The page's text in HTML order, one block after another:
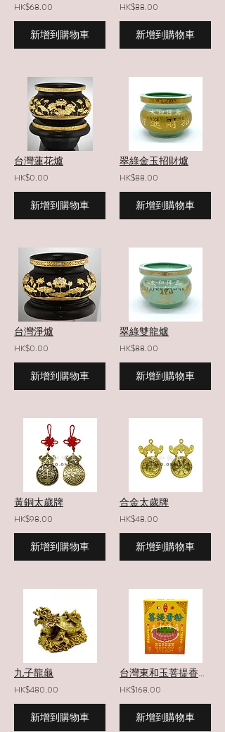
HK$68.00
新增到購物車
HK$88.00
新增到購物車
台灣蓮花爐
HK$0.00
新增到購物車
翠綠金玉招財爐
HK$88.00
新增到購物車
台灣淨爐
HK$0.00
新增到購物車
翠綠雙龍爐
HK$88.00
新增到購物車
黃銅太歲牌
HK$98.00
新增到購物車
合金太歲牌
HK$48.00
新增到購物車
九子龍龜
HK$480.00
新增到購物車
台灣東和玉菩提香粉 300g
HK$168.00
新增到購物車